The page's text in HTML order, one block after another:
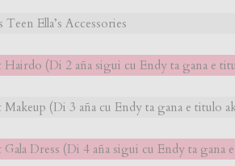
Teen Ella’s Accessories
Hairdo (Di 2 aña sigui cu Endy ta gana e
Makeup (Di 3 aña cu Endy ta gana e titulo
Gala Dress (Di 4 aña sigui cu Endy ta gana